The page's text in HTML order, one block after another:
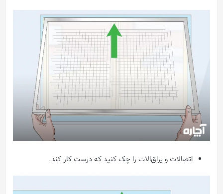
اتصالات و یراق‌الات را چک کنید که درست کار کند.